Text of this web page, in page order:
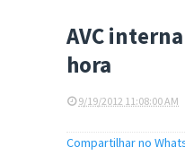
AVC
hora
9/19/2012 11:08:00 AM
Compartilhar no